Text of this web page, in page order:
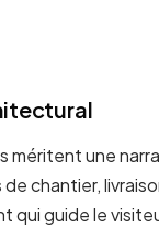
une
chantier,
qui guide le